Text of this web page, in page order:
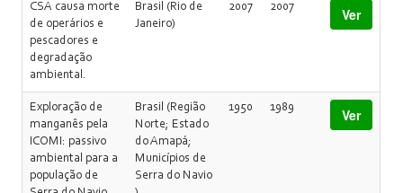
CSA causa morte
de operários e
pescadores e
degradação
ambiental.
Brasil (Rio de
Janeiro)
2007 2007 Ver
Exploração de
manganês pela
ICOMI: passivo
ambiental para a
população de
Brasil (Região
Norte; Estado
do Amapá;
Municípios de
Serra do Navio
1950 1989 Ver